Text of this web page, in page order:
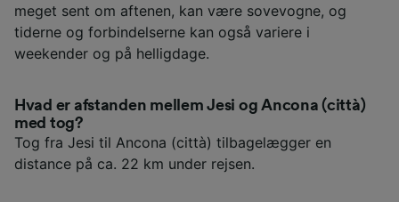
meget sent om aftenen, kan være sovevogne, og
tiderne og forbindelserne kan også variere i
weekender og på helligdage.
Hvad er afstanden mellem Jesi og Ancona (città)
med tog?
Tog fra Jesi til Ancona (città) tilbagelægger en
distance på ca. 22 km under rejsen.